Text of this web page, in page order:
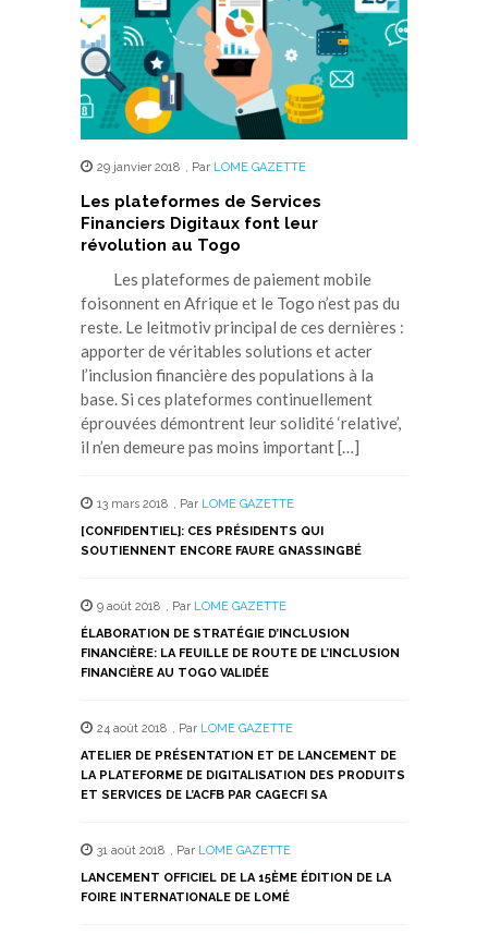
29 janvier 2018 , Par LOME GAZETTE
Les plateformes de Services
Financiers Digitaux font leur
révolution au Togo
Les plateformes de paiement mobile
foisonnent en Afrique et le Togo n’est pas du
reste. Le leitmotiv principal de ces dernières :
apporter de véritables solutions et acter
l’inclusion financière des populations à la
base. Si ces plateformes continuellement
éprouvées démontrent leur solidité ‘relative’,
il n’en demeure pas moins important […]
13 mars 2018 , Par LOME GAZETTE
[CONFIDENTIEL]: CES PRÉSIDENTS QUI
SOUTIENNENT ENCORE FAURE GNASSINGBÉ
9 août 2018 , Par LOME GAZETTE
ÉLABORATION DE STRATÉGIE D’INCLUSION
FINANCIÈRE: LA FEUILLE DE ROUTE DE L’INCLUSION
FINANCIÈRE AU TOGO VALIDÉE
24 août 2018 , Par LOME GAZETTE
ATELIER DE PRÉSENTATION ET DE LANCEMENT DE
LA PLATEFORME DE DIGITALISATION DES PRODUITS
ET SERVICES DE L’ACFB PAR CAGECFI SA
31 août 2018 , Par LOME GAZETTE
LANCEMENT OFFICIEL DE LA 15ÈME ÉDITION DE LA
FOIRE INTERNATIONALE DE LOMÉ